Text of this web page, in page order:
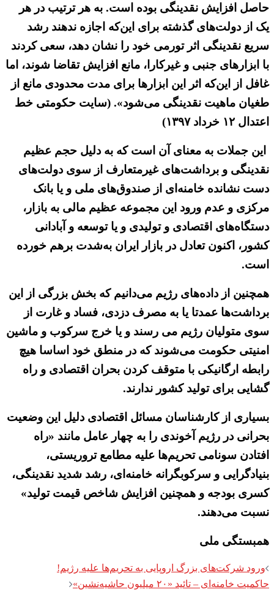
حاصل افزایش نقدینگی بوده است. به هر ترتیب در هر
یک از دولت‌های گذشته برای این‌که اجازه ندهند رشد
سریع نقدینگی اثر تورمی خود را نشان دهد، سعی کردند
با ابزارهای جنبی و غیرکارا، مانع افزایش تقاضا شوند، اما
غافل از این‌که اثر این ابزارها برای مدت محدودی مانع از
طغیان ماهیت نقدینگی می‌شود». (سایت حکومتی خط
اعتدال ۱۲ خرداد ۱۳۹۷)
این جملات به معنای آن است که به دلیل حجم عظیم
نقدینگی و برداشت‌های غیرمتعارف از سوی دولت‌های
دست نشانده خامنه‌ای از صندوق‌های ملی و یا بانک
مرکزی و عدم ورود این مجموعه عظیم مالی به بازار،
دستگاه‌های اقتصادی و تولیدی و یا توسعه و آبادانی
کشور، اکنون تعادل در بازار ایران به‌شدت برهم خورده
است.
همچنین از داده‌های رژیم می‌دانیم که بخش بزرگی از این
برداشت‌ها عمدتا یا به مصرف دزدی، فساد و غارت از
سوی متولیان رژیم می رسند و یا خرج سرکوب و ماشین
امنیتی حکومت می‌شوند که در منطق خود اساسا هیچ
رابطه ارگانیکی با متوقف کردن بحران اقتصادی و راه
گشایی برای تولید کشور ندارند.
بسیاری از کارشناسان مسائل اقتصادی دلیل این وضعیت
بحرانی در رژیم آخوندی را به چهار عامل مانند «راه
افتادن سونامی تحریم‌ها علیه مطامع تروریستی،
بنیادگرایی و سرکوبگرانه خامنه‌ای، رشد شدید نقدینگی،
کسری بودجه و همچنین افزایش شاخص قیمت تولید»
نسبت می‌دهند.
همبستگی ملی
Post
navigation
ورود شرکت‌های بزرگ اروپایی به تحریم‌ها علیه رژیم!
حاکمیت خامنه‌ای – تائید «۲۰ میلیون حاشیه‌نشین»